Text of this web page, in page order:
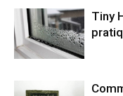
Tiny